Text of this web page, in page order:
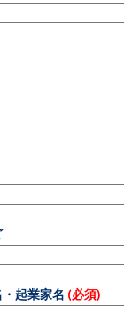
起業家名 (必須)